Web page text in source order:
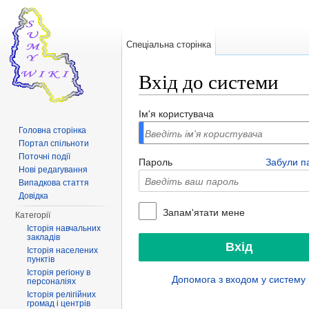
Вхід до системи
Ім'я користувача
Пароль Забули
Запам'ятати мене
Допомога з входом у систему
Спеціальна сторінка
Головна сторінка
Портал спільноти
Поточні події
Нові редагування
Випадкова стаття
Довідка
Категорії
Історія навчальних
закладів
Історія населених
пунктів
Історія регіону в
персоналіях
Історія релігійних
громад і центрів